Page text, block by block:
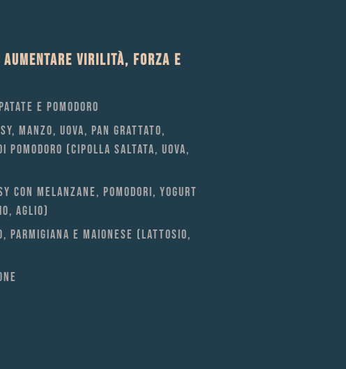
VIRILITÀ, FORZA E
E POMODORO
MANZO, UOVA, PAN GRATTATO,
(CIPOLLA SALTATA, UOVA,
CON MELANZANE, POMODORI, YOGURT
AGLIO)
PARMIGIANA E MAIONESE (LATTOSIO,